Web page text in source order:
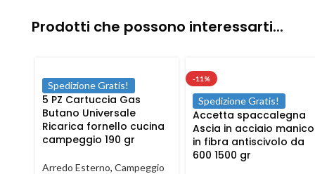
Prodotti che possono interessarti...
Spedizione Gratis!
5 PZ Cartuccia Gas
Butano Universale
Ricarica fornello cucina
campeggio 190 gr
Arredo Esterno, Campeggio
-11%
Spedizione Gratis!
Accetta spaccalegna
Ascia in acciaio manico
in fibra antiscivolo da
600 1500 gr